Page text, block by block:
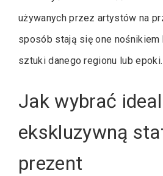
używanych przez artystów na
sposób stają się one
sztuki danego regionu lub epoki.
Jak wybrać
ekskluzywną
prezent